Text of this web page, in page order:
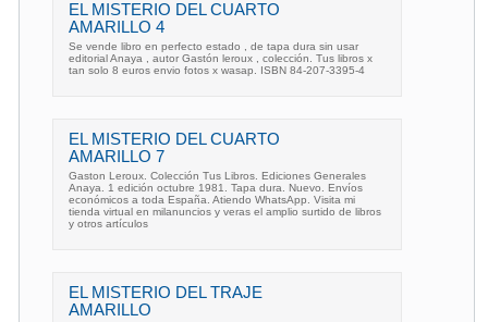
EL MISTERIO DEL CUARTO
AMARILLO 4
Se vende libro en perfecto estado , de tapa dura sin usar
editorial Anaya , autor Gastón leroux , colección. Tus libros x
tan solo 8 euros envio fotos x wasap. ISBN 84-207-3395-4
EL MISTERIO DEL CUARTO
AMARILLO 7
Gaston Leroux. Colección Tus Libros. Ediciones Generales
Anaya. 1 edición octubre 1981. Tapa dura. Nuevo. Envíos
económicos a toda España. Atiendo WhatsApp. Visita mi
tienda virtual en milanuncios y veras el amplio surtido de libros
y otros artículos
EL MISTERIO DEL TRAJE
AMARILLO